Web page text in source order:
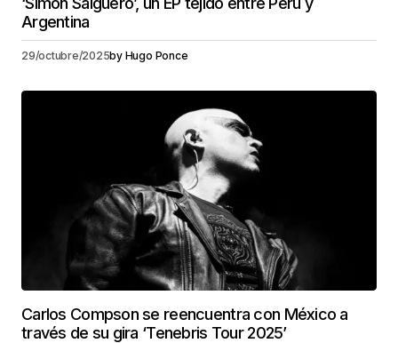
Argentina
29/octubre/2025by Hugo Ponce
Carlos Compson se reencuentra con México a
través de su gira ‘Tenebris Tour 2025’